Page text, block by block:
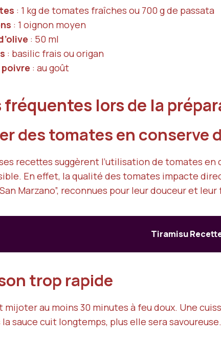
: 1 kg de tomates fraîches ou 700 g de passata
: 1 oignon moyen
: 50 ml
: basilic frais ou origan
: au goût
fréquentes lors de la
des tomates en conserve
recettes suggèrent l’utilisation de tomates
En effet, la qualité des tomates impacte
Marzano”, reconnues pour leur douceur et
Tiramisu
trop rapide
mijoter au moins 30 minutes à feu doux. Une
sauce cuit longtemps, plus elle sera savoureuse.